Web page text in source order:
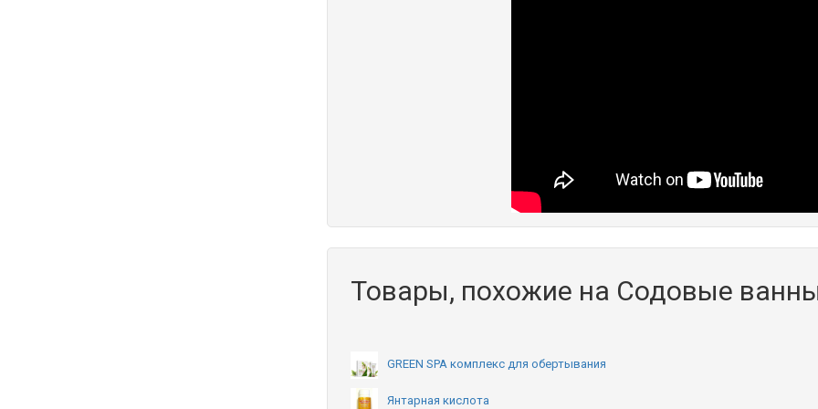
Товары, похожие на Содовые
GREEN SPA комплекс для обертывания
Янтарная кислота